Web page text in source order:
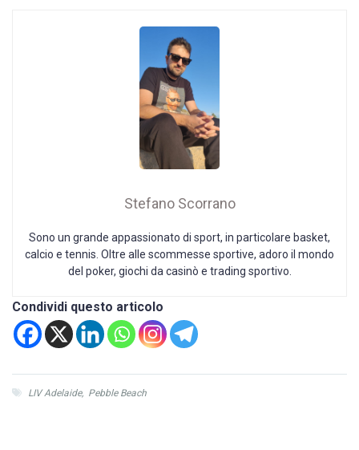
Stefano Scorrano
Sono un grande appassionato di sport, in particolare basket,
calcio e tennis. Oltre alle scommesse sportive, adoro il mondo
del poker, giochi da casinò e trading sportivo.
Condividi questo articolo
LIV Adelaide, Pebble Beach